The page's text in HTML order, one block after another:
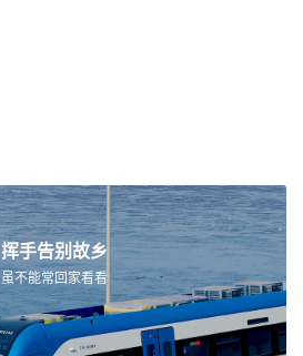
挥手告别故乡
虽不能常回家看看